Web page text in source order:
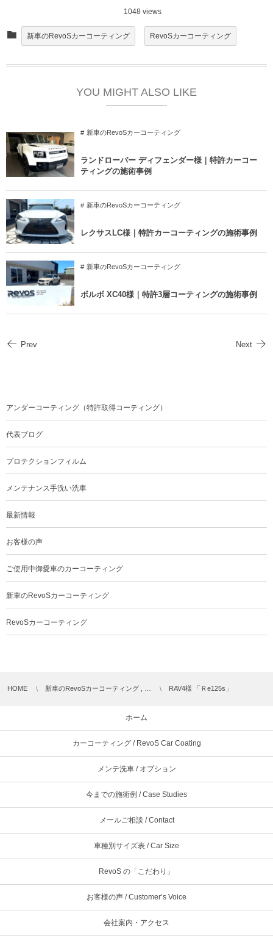
1048 views
新車のRevoSカーコーティング RevoSカーコーティング
YOU MIGHT ALSO LIKE
新車のRevoSカーコーティング
ランドローバー ディフェンダー様｜特許カーコー
ティングの施術事例
新車のRevoSカーコーティング
レクサスLC様｜特許カーコーティングの施術事例
新車のRevoSカーコーティング
ボルボ XC40様｜特許3層コーティングの施術事例
Prev Next
アンダーコーティング（特許取得コーティング）
代表ブログ
プロテクションフィルム
メンテナンス手洗い洗車
最新情報
お客様の声
ご使用中御愛車のカーコーティング
新車のRevoSカーコーティング
RevoSカーコーティング
HOME 新車のRevoSカーコーティング , … RAV4様 「Ｒe125s」
ホーム
カーコーティング / RevoS Car Coating
メンテ洗車 / オプション
今までの施術例 / Case Studies
メールご相談 / Contact
車種別サイズ表 / Car Size
RevoS の「こだわり」
お客様の声 / Customer’s Voice
会社案内・アクセス